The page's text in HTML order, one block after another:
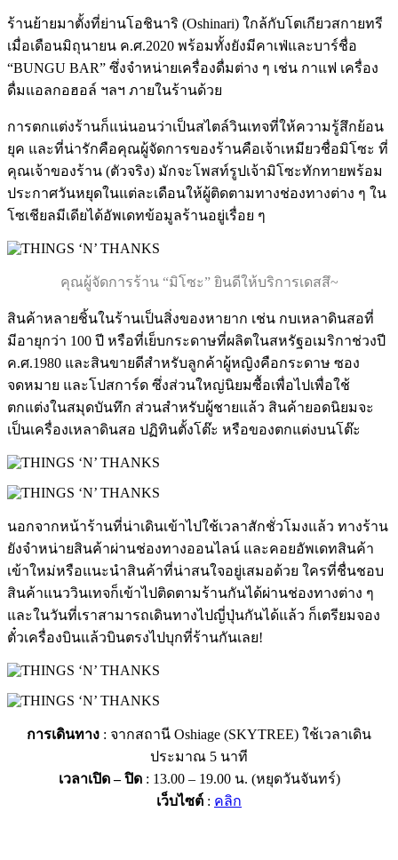
ร้านย้ายมาตั้งที่ย่านโอชินาริ (Oshinari) ใกล้กับโตเกียวสกายทรี
เมื่อเดือนมิถุนายน ค.ศ.2020 พร้อมทั้งยังมีคาเฟ่และบาร์ชื่อ
“BUNGU BAR” ซึ่งจำหน่ายเครื่องดื่มต่าง ๆ เช่น กาแฟ เครื่อง
ดื่มแอลกอฮอล์ ฯลฯ ภายในร้านด้วย
การตกแต่งร้านก็แน่นอนว่าเป็นสไตล์วินเทจที่ให้ความรู้สึกย้อน
ยุค และที่น่ารักคือคุณผู้จัดการของร้านคือเจ้าเหมียวชื่อมิโซะ ที่
คุณเจ้าของร้าน (ตัวจริง) มักจะโพสท์รูปเจ้ามิโซะทักทายพร้อม
ประกาศวันหยุดในแต่ละเดือนให้ผู้ติดตามทางช่องทางต่าง ๆ ใน
โซเชียลมีเดียได้อัพเดทข้อมูลร้านอยู่เรื่อย ๆ
คุณผู้จัดการร้าน “มิโซะ” ยินดีให้บริการเดสสึ~
สินค้าหลายชิ้นในร้านเป็นสิ่งของหายาก เช่น กบเหลาดินสอที่
มีอายุกว่า 100 ปี หรือที่เย็บกระดาษที่ผลิตในสหรัฐอเมริกาช่วงปี
ค.ศ.1980 และสินขายดีสำหรับลูกค้าผู้หญิงคือกระดาษ ซอง
จดหมาย และโปสการ์ด ซึ่งส่วนใหญ่นิยมซื้อเพื่อไปเพื่อใช้
ตกแต่งในสมุดบันทึก ส่วนสำหรับผู้ชายแล้ว สินค้ายอดนิยมจะ
เป็นเครื่องเหลาดินสอ ปฏิทินตั้งโต๊ะ หรือของตกแต่งบนโต๊ะ
นอกจากหน้าร้านที่น่าเดินเข้าไปใช้เวลาสักชั่วโมงแล้ว ทางร้าน
ยังจำหน่ายสินค้าผ่านช่องทางออนไลน์ และคอยอัพเดทสินค้า
เข้าใหม่หรือแนะนำสินค้าที่น่าสนใจอยู่เสมอด้วย ใครที่ชื่นชอบ
สินค้าแนววินเทจก็เข้าไปติดตามร้านกันได้ผ่านช่องทางต่าง ๆ
และในวันที่เราสามารถเดินทางไปญี่ปุ่นกันได้แล้ว ก็เตรียมจอง
ตั๋วเครื่องบินแล้วบินตรงไปบุกที่ร้านกันเลย!
การเดินทาง : จากสถานี Oshiage (SKYTREE) ใช้เวลาเดิน
ประมาณ 5 นาที
เวลาเปิด – ปิด: 13.00 – 19.00 น. (หยุดวันจันทร์)
เว็บไซต์ : คลิก